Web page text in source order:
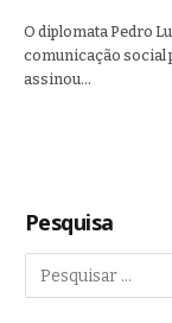
O diplomata Pedro
comunicação social
assinou…
Pesquisa